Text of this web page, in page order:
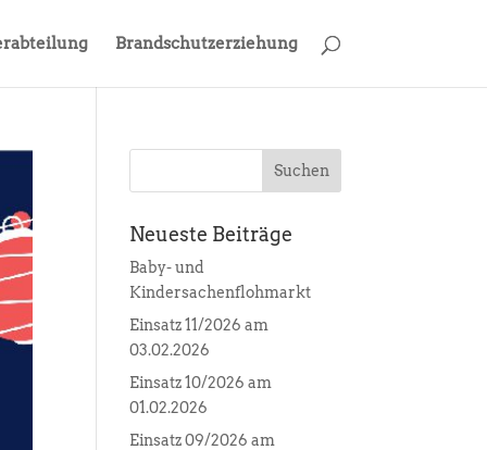
Brandschutzerziehung
Neueste Beiträge
Baby- und
Kindersachenflohmarkt
Einsatz 11/2026 am
03.02.2026
Einsatz 10/2026 am
01.02.2026
Einsatz 09/2026 am